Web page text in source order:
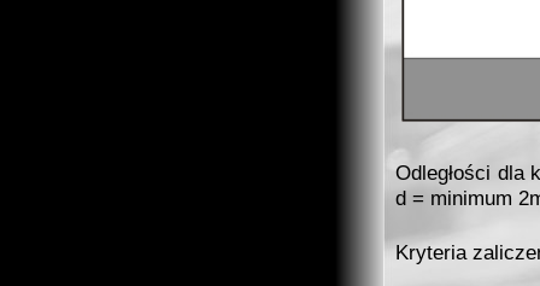
Odległości dla
d = minimum
Kryteria